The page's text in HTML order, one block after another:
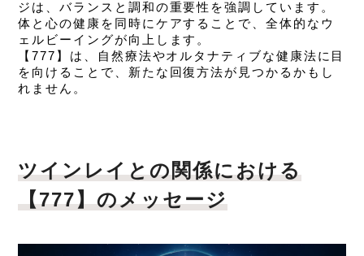
ジは、バランスと調和の重要性を強調しています。
体と心の健康を同時にケアすることで、全体的なウ
ェルビーイングが向上します。
【777】は、自然療法やオルタナティブな健康法に目
を向けることで、新たな回復方法が見つかるかもし
れません。
ツインレイとの関係における
【777】のメッセージ